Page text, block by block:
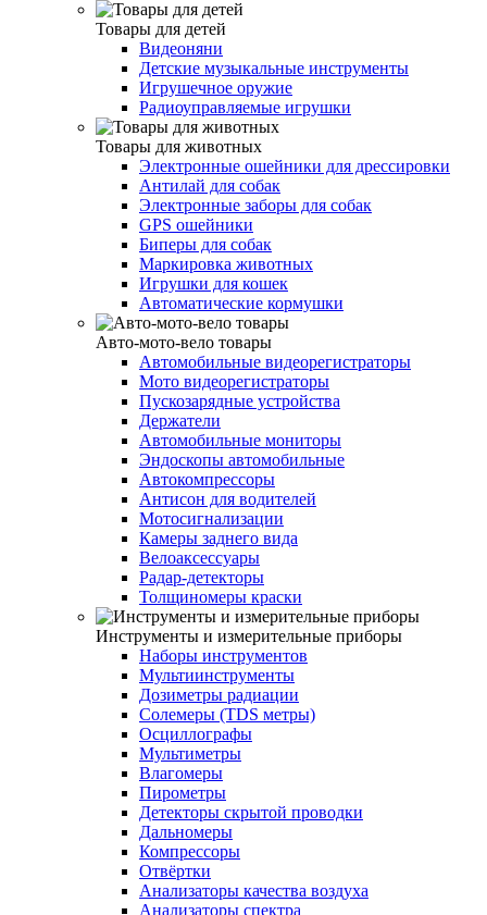
Товары для детей
Видеоняни
Детские музыкальные инструменты
Игрушечное оружие
Радиоуправляемые игрушки
Товары для животных
Электронные ошейники для дрессировки
Антилай для собак
Электронные заборы для собак
GPS ошейники
Биперы для собак
Маркировка животных
Игрушки для кошек
Автоматические кормушки
Авто-мото-вело товары
Автомобильные видеорегистраторы
Мото видеорегистраторы
Пускозарядные устройства
Держатели
Автомобильные мониторы
Эндоскопы автомобильные
Автокомпрессоры
Антисон для водителей
Мотосигнализации
Камеры заднего вида
Велоаксессуары
Радар-детекторы
Толщиномеры краски
Инструменты и измерительные приборы
Наборы инструментов
Мультиинструменты
Дозиметры радиации
Солемеры (TDS метры)
Осциллографы
Мультиметры
Влагомеры
Пирометры
Детекторы скрытой проводки
Дальномеры
Компрессоры
Отвёртки
Анализаторы качества воздуха
Анализаторы спектра